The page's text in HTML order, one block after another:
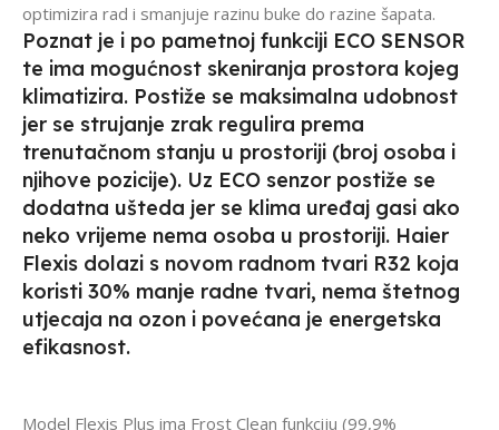
optimizira rad i smanjuje razinu buke do razine šapata.
Poznat je i po pametnoj funkciji ECO SENSOR
te ima mogućnost skeniranja prostora kojeg
klimatizira. Postiže se maksimalna udobnost
jer se strujanje zrak regulira prema
trenutačnom stanju u prostoriji (broj osoba i
njihove pozicije). Uz ECO senzor postiže se
dodatna ušteda jer se klima uređaj gasi ako
neko vrijeme nema osoba u prostoriji. Haier
Flexis dolazi s novom radnom tvari R32 koja
koristi 30% manje radne tvari, nema štetnog
utjecaja na ozon i povećana je energetska
efikasnost.
Model Flexis Plus ima Frost Clean funkciju (99,9%